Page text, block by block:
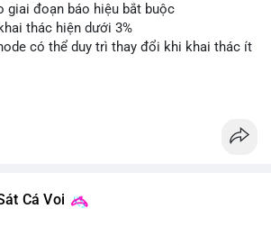
nhỏ lẻ nên thận trọng quan sát biến
24-48 giờ tới. Tránh hành động theo
nhận điểm đến của số BTC này trước khi
giai đoạn báo hiệu bắt buộc
thác hiện dưới 3%
có thể duy trì thay đổi khi khai thác ít
Cá Voi